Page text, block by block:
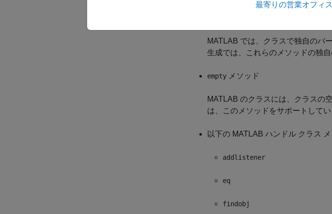
MATLAB では、クラスで独自のバ
生成では、これらのメソッドの独
empty メソッド
MATLAB のクラスには、クラスの
は、このメソッドをサポートしてい
以下の MATLAB ハンドル クラス
addlistener
eq
findobj
最寄りの営業オフィ